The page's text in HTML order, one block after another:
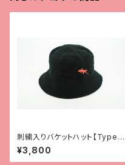
刺繍入りバケットハット【Type
1】
¥3,800